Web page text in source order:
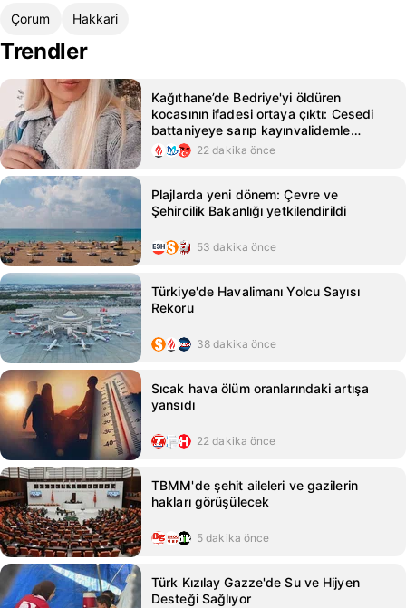
Çorum Hakkari
Trendler
Kağıthane’de Bedriye'yi öldüren
kocasının ifadesi ortaya çıktı: Cesedi
battaniyeye sarıp kayınvalidemle
sohbet ettim22 dakika önce
Plajlarda yeni dönem: Çevre ve
Şehircilik Bakanlığı yetkilendirildi
53 dakika önce
Türkiye'de Havalimanı Yolcu Sayısı
Rekoru
38 dakika önce
Sıcak hava ölüm oranlarındaki artışa
yansıdı
22 dakika önce
TBMM'de şehit aileleri ve gazilerin
hakları görüşülecek
5 dakika önce
Türk Kızılay Gazze'de Su ve Hijyen
Desteği Sağlıyor